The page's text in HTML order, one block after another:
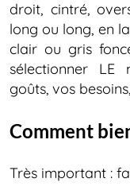
droit, cintré,
long ou long, en
clair ou gris
sélectionner
goûts, vos
Comment
Très important :